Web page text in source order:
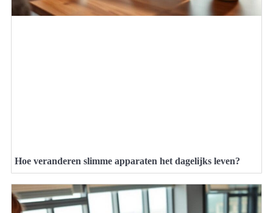
Hoe veranderen slimme apparaten het dagelijks leven?